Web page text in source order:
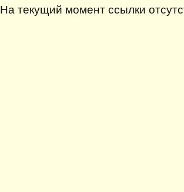
На текущий момент ссылки